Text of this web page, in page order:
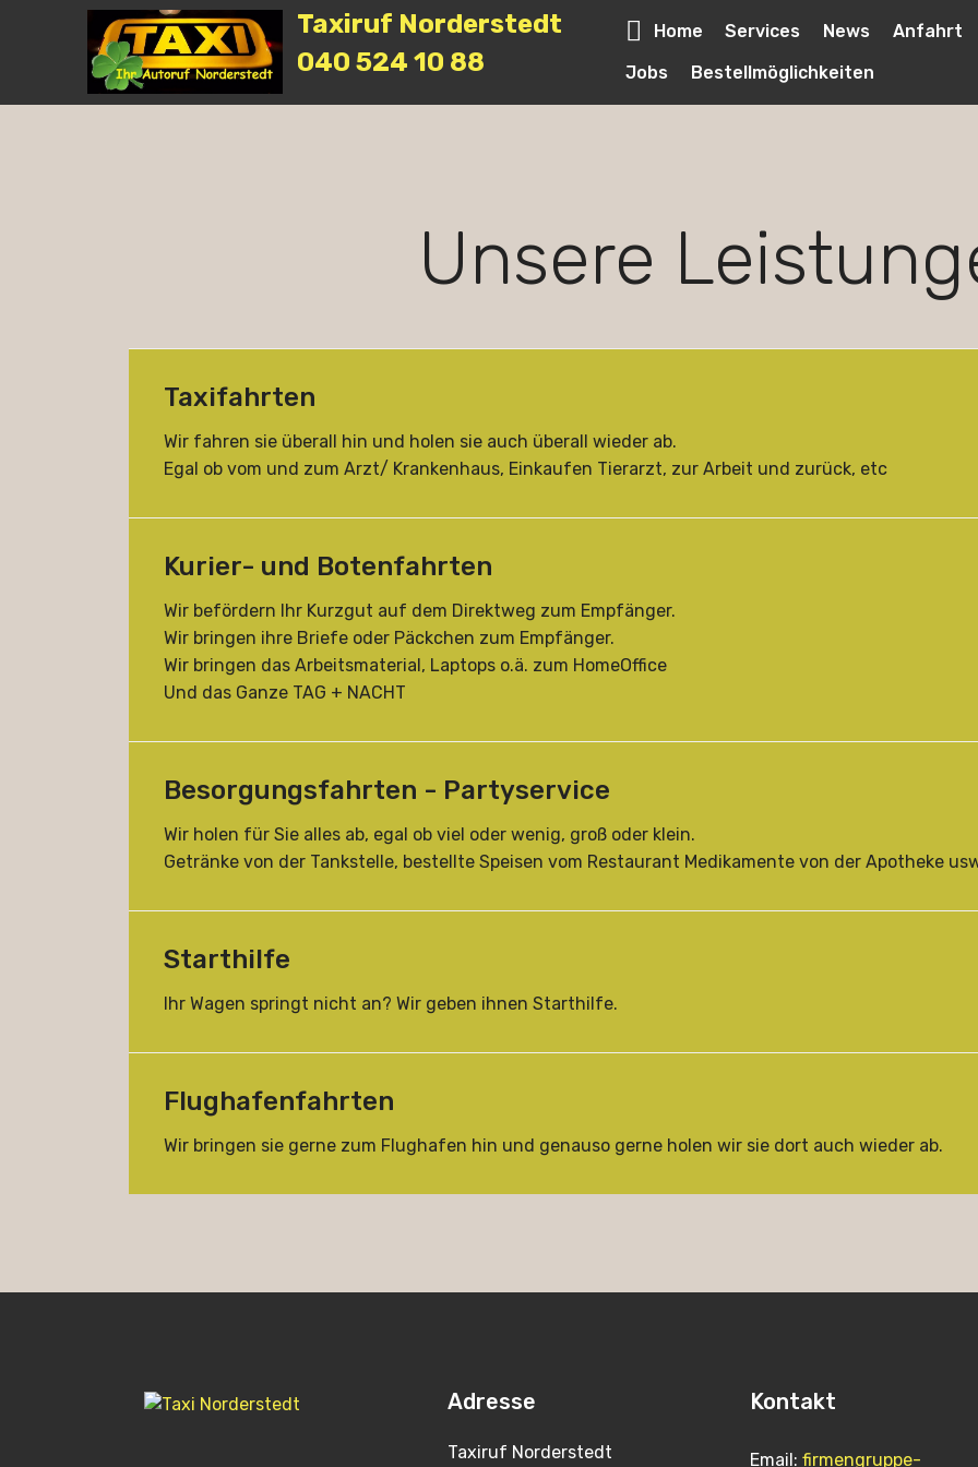
Taxiruf Norderstedt
040 524 10 88
Home Services News Anfahrt
Jobs Bestellmöglichkeiten
Unsere
Taxifahrten
Wir fahren sie überall hin und holen sie auch überall wieder ab.
Egal ob vom und zum Arzt/ Krankenhaus, Einkaufen Tierarzt, zur Arbeit und zurück, etc
Kurier- und Botenfahrten
Wir befördern Ihr Kurzgut auf dem Direktweg zum Empfänger.
Wir bringen ihre Briefe oder Päckchen zum Empfänger.
Wir bringen das Arbeitsmaterial, Laptops o.ä. zum HomeOffice
Und das Ganze TAG + NACHT
Besorgungsfahrten - Partyservice
Wir holen für Sie alles ab, egal ob viel oder wenig, groß oder klein.
Getränke von der Tankstelle, bestellte Speisen vom Restaurant Medikamente von der Apotheke
Starthilfe
Ihr Wagen springt nicht an? Wir geben ihnen Starthilfe.
Flughafenfahrten
Wir bringen sie gerne zum Flughafen hin und genauso gerne holen wir sie dort auch wieder ab.
Adresse
Taxiruf Norderstedt
Kontakt
Email: firmengruppe-